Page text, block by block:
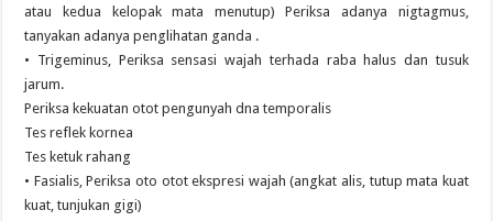
atau kedua kelopak mata menutup) Periksa adanya nigtagmus,
tanyakan adanya penglihatan ganda .
• Trigeminus, Periksa sensasi wajah terhada raba halus dan tusuk
jarum.
Periksa kekuatan otot pengunyah dna temporalis
Tes reflek kornea
Tes ketuk rahang
• Fasialis, Periksa oto otot ekspresi wajah (angkat alis, tutup mata kuat
kuat, tunjukan gigi)